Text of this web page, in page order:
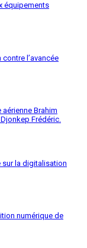
équipements
l’avancée
aérienne Brahim
Frédéric.
sur la digitalisation
numérique de